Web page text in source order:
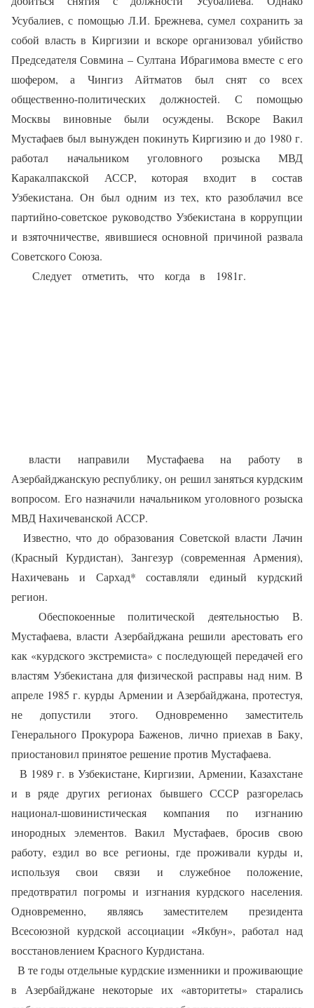
Усубалиев, с помощью Л.И. Брежнева, сумел сохранить за
собой власть в Киргизии и вскоре организовал убийство
Председателя Совмина – Султана Ибрагимова вместе с его
шофером, а Чингиз Айтматов был снят со всех
общественно-политических должностей. С помощью
Москвы виновные были осуждены. Вскоре Вакил
Мустафаев был вынужден покинуть Киргизию и до 1980 г.
работал начальником уголовного розыска МВД
Каракалпакской АССР, которая входит в состав
Узбекистана. Он был одним из тех, кто разоблачил все
партийно-советское руководство Узбекистана в коррупции
и взяточничестве, явившиеся основной причиной развала
Советского Союза.
Следует отметить, что когда в 1981г.
власти направили Мустафаева на работу в
Азербайджанскую республику, он решил заняться курдским
вопросом. Его назначили начальником уголовного розыска
МВД Нахичеванской АССР.
Известно, что до образования Советской власти Лачин
(Красный Курдистан), Зангезур (современная Армения),
Нахичевань и Сархад* составляли единый курдский
регион.
Обеспокоенные политической деятельностью В.
Мустафаева, власти Азербайджана решили арестовать его
как «курдского экстремиста» с последующей передачей его
властям Узбекистана для физической расправы над ним. В
апреле 1985 г. курды Армении и Азербайджана, протестуя,
не допустили этого. Одновременно заместитель
Генерального Прокурора Баженов, лично приехав в Баку,
приостановил принятое решение против Мустафаева.
В 1989 г. в Узбекистане, Киргизии, Армении, Казахстане
и в ряде других регионах бывшего СССР разгорелась
национал-шовинистическая компания по изгнанию
инородных элементов. Вакил Мустафаев, бросив свою
работу, ездил во все регионы, где проживали курды и,
используя свои связи и служебное положение,
предотвратил погромы и изгнания курдского населения.
Одновременно, являясь заместителем президента
Всесоюзной курдской ассоциации «Якбун», работал над
восстановлением Красного Курдистана.
В те годы отдельные курдские изменники и проживающие
в Азербайджане некоторые их «авторитеты» старались